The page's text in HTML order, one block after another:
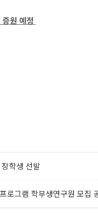
원 예정
학생 선발
로그램 학부생연구원 모집